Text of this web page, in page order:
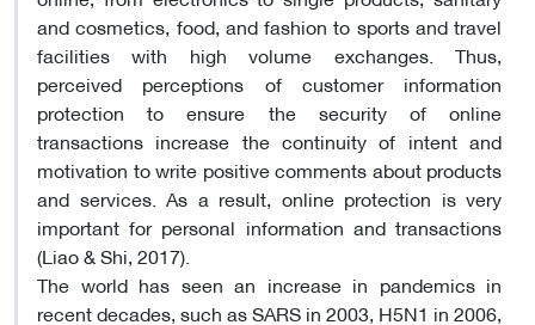
and cosmetics, food, and fashion to sports and travel
facilities with high volume exchanges. Thus,
perceived perceptions of customer information
protection to ensure the security of online
transactions increase the continuity of intent and
motivation to write positive comments about products
and services. As a result, online protection is very
important for personal information and transactions
(Liao & Shi, 2017).
The world has seen an increase in pandemics in
recent decades, such as SARS in 2003, H5N1 in 2006,